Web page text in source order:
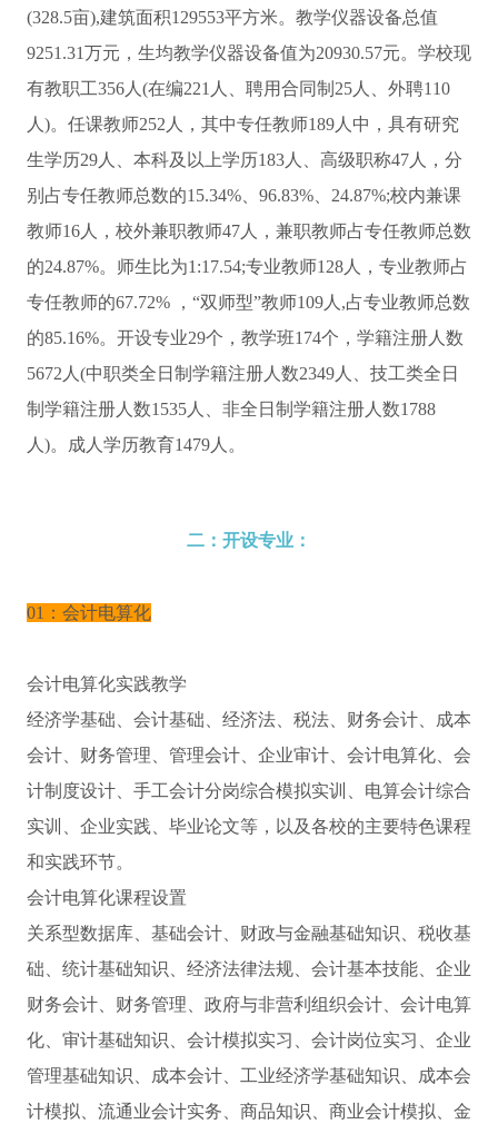
(328.5亩),建筑面积129553平方米。教学仪器设备总值
9251.31万元，生均教学仪器设备值为20930.57元。学校现
有教职工356人(在编221人、聘用合同制25人、外聘110
人)。任课教师252人，其中专任教师189人中，具有研究
生学历29人、本科及以上学历183人、高级职称47人，分
别占专任教师总数的15.34%、96.83%、24.87%;校内兼课
教师16人，校外兼职教师47人，兼职教师占专任教师总数
的24.87%。师生比为1:17.54;专业教师128人，专业教师占
专任教师的67.72% ，“双师型”教师109人,占专业教师总数
的85.16%。开设专业29个，教学班174个，学籍注册人数
5672人(中职类全日制学籍注册人数2349人、技工类全日
制学籍注册人数1535人、非全日制学籍注册人数1788
人)。成人学历教育1479人。
二：开设专业：
01：会计电算化
会计电算化实践教学
经济学基础、会计基础、经济法、税法、财务会计、成本
会计、财务管理、管理会计、企业审计、会计电算化、会
计制度设计、手工会计分岗综合模拟实训、电算会计综合
实训、企业实践、毕业论文等，以及各校的主要特色课程
和实践环节。
会计电算化课程设置
关系型数据库、基础会计、财政与金融基础知识、税收基
础、统计基础知识、经济法律法规、会计基本技能、企业
财务会计、财务管理、政府与非营利组织会计、会计电算
化、审计基础知识、会计模拟实习、会计岗位实习、企业
管理基础知识、成本会计、工业经济学基础知识、成本会
计模拟、流通业会计实务、商品知识、商业会计模拟、金